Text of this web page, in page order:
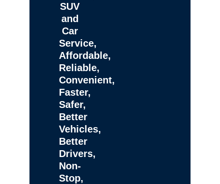
SUV
and
Car
Service,
Affordable,
Reliable,
Convenient,
Faster,
Safer,
Better
Vehicles,
Better
Drivers,
Non-
Stop,